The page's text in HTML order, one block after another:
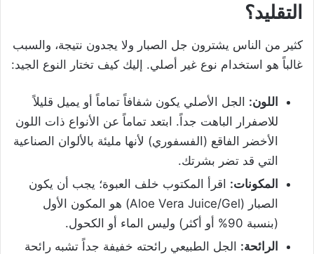
التقليد؟
كثير من الناس يشترون جل الصبار ولا يجدون نتيجة، والسبب
غالباً هو استخدام نوع غير أصلي. إليك كيف تختار النوع الجيد:
اللون: الجل الأصلي يكون شفافاً تماماً أو يميل قليلاً
للاصفرار الباهت جداً. ابتعد تماماً عن الأنواع ذات اللون
الأخضر الفاقع (الفسفوري) لأنها مليئة بالألوان الصناعية
التي قد تضر بشرتك.
المكونات: اقرأ المكتوب خلف العبوة؛ يجب أن يكون
الصبار (Aloe Vera Juice/Gel) هو المكون الأول
(بنسبة 90% أو أكثر) وليس الماء أو الكحول.
الرائحة: الجل الطبيعي رائحته خفيفة جداً تشبه رائحة